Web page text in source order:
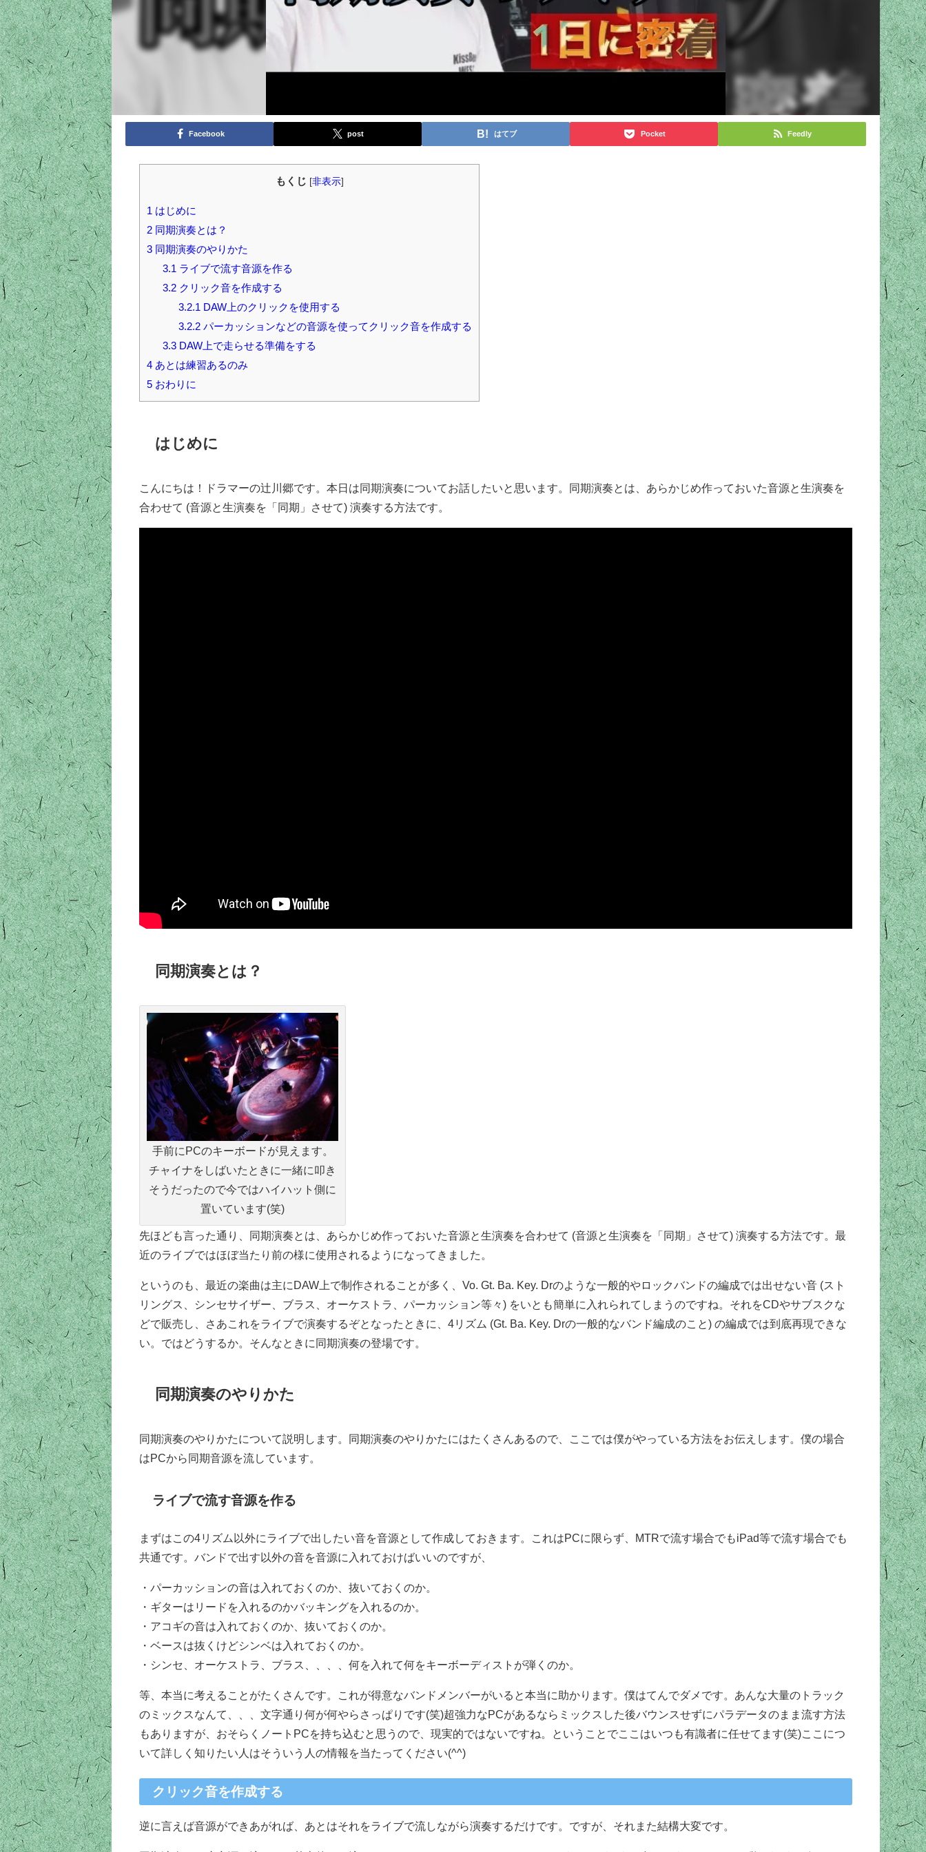
Facebook post はてブ Pocket Feedly
もくじ [非表示]
1 はじめに
2 同期演奏とは？
3 同期演奏のやりかた
3.1 ライブで流す音源を作る
3.2 クリック音を作成する
3.2.1
DAW上のクリックを使用する
3.2.2パーカッションなどの音源を使ってクリック音を作成する
3.3 DAW上で走らせる準備をする
4 あとは練習あるのみ
5 おわりに
はじめに
こんにちは！ドラマーの辻川郷です。本日は同期演奏についてお話したいと思います。同期演奏とは、あらかじめ作っておいた音源と生演奏を
合わせて (音源と生演奏を「同期」させて) 演奏する方法です。
同期演奏とは？
手前にPCのキーボードが見えます。
チャイナをしばいたときに一緒に叩き
そうだったので今ではハイハット側に
置いています(笑)
先ほども言った通り、同期演奏とは、あらかじめ作っておいた音源と生演奏を合わせて (音源と生演奏を「同期」させて) 演奏する方法です。最
近のライブではほぼ当たり前の様に使用されるようになってきました。
というのも、最近の楽曲は主にDAW上で制作されることが多く、Vo. Gt. Ba. Key. Drのような一般的やロックバンドの編成では出せない音 (スト
リングス、シンセサイザー、ブラス、オーケストラ、パーカッション等々) をいとも簡単に入れられてしまうのですね。それをCDやサブスクな
どで販売し、さあこれをライブで演奏するぞとなったときに、4リズム (Gt. Ba. Key. Drの一般的なバンド編成のこと) の編成では到底再現できな
い。ではどうするか。そんなときに同期演奏の登場です。
同期演奏のやりかた
同期演奏のやりかたについて説明します。同期演奏のやりかたにはたくさんあるので、ここでは僕がやっている方法をお伝えします。僕の場合
はPCから同期音源を流しています。
ライブで流す音源を作る
まずはこの4リズム以外にライブで出したい音を音源として作成しておきます。これはPCに限らず、MTRで流す場合でもiPad等で流す場合でも
共通です。バンドで出す以外の音を音源に入れておけばいいのですが、
・パーカッションの音は入れておくのか、抜いておくのか。
・ギターはリードを入れるのかバッキングを入れるのか。
・アコギの音は入れておくのか、抜いておくのか。
・ベースは抜くけどシンベは入れておくのか。
・シンセ、オーケストラ、ブラス、、、、何を入れて何をキーボーディストが弾くのか。
等、本当に考えることがたくさんです。これが得意なバンドメンバーがいると本当に助かります。僕はてんでダメです。あんな大量のトラック
のミックスなんて、、、文字通り何が何やらさっぱりです(笑)超強力なPCがあるならミックスした後バウンスせずにパラデータのまま流す方法
もありますが、おそらくノートPCを持ち込むと思うので、現実的ではないですね。ということでここはいつも有識者に任せてます(笑)ここにつ
いて詳しく知りたい人はそういう人の情報を当たってください(^^)
クリック音を作成する
逆に言えば音源ができあがれば、あとはそれをライブで流しながら演奏するだけです。ですが、それまた結構大変です。